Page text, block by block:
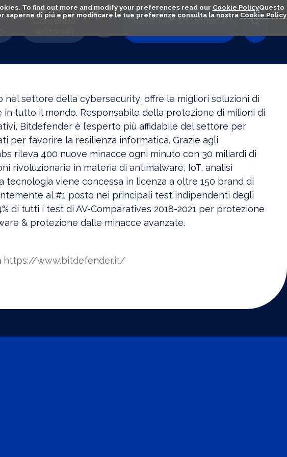
To find out more and modify your preferences read our Cookie PolicyQuesto
di piú e per modificare le tue preferenze consulta la nostra Cookie Policy
Let's Talk & Connect!
Contenuti
nel settore della cybersecurity, offre le migliori soluzioni di
tutto il mondo. Responsabile della protezione di milioni di
Bitdefender è l’esperto più affidabile del settore per
per favorire la resilienza informatica. Grazie agli
rileva 400 nuove minacce ogni minuto con 30 miliardi di
rivoluzionarie in materia di antimalware, IoT, analisi
viene concessa in licenza a oltre 150 brand di
al #1 posto nei principali test indipendenti degli
di tutti i test di AV-Comparatives 2018-2021 per protezione
& protezione dalle minacce avanzate.
https://www.bitdefender.it/